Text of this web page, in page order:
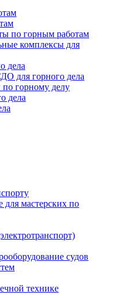
по горным работам
комплексы для
дела
для горного дела
по горному делу
дела
для мастерских по
судов
технике